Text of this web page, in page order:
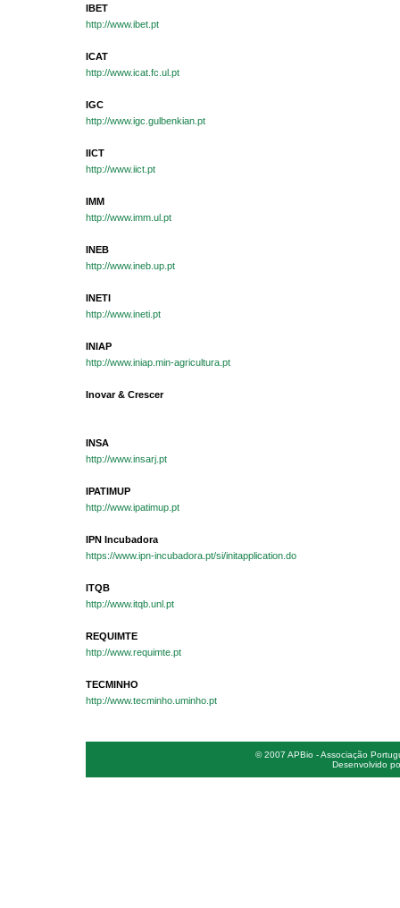
IBET
http://www.ibet.pt
ICAT
http://www.icat.fc.ul.pt
IGC
http://www.igc.gulbenkian.pt
IICT
http://www.iict.pt
IMM
http://www.imm.ul.pt
INEB
http://www.ineb.up.pt
INETI
http://www.ineti.pt
INIAP
http://www.iniap.min-agricultura.pt
Inovar & Crescer
INSA
http://www.insarj.pt
IPATIMUP
http://www.ipatimup.pt
IPN Incubadora
https://www.ipn-incubadora.pt/si/initapplication.do
ITQB
http://www.itqb.unl.pt
REQUIMTE
http://www.requimte.pt
TECMINHO
http://www.tecminho.uminho.pt
© 2007 APBio - Associação
Desenvolvido